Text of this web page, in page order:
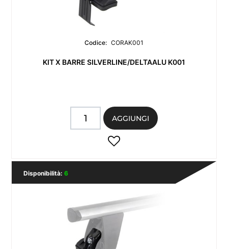
Codice: CORAK001
KIT X BARRE SILVERLINE/DELTAALU K001
Quantità
AGGIUNGI
Disponibilità: 6